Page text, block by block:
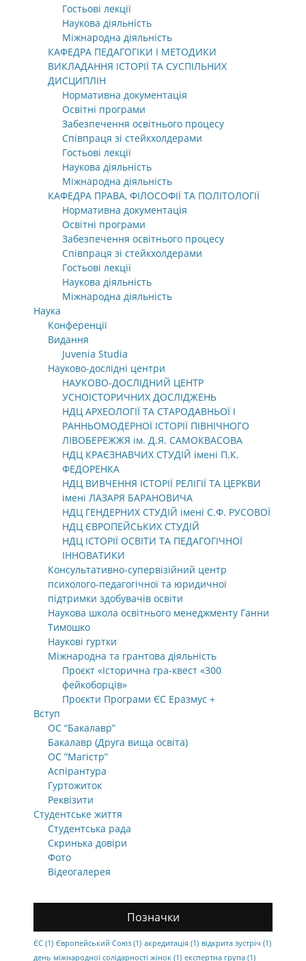
Гостьові лекції
Наукова діяльність
Міжнародна діяльність
КАФЕДРА ПЕДАГОГІКИ І МЕТОДИКИ
ВИКЛАДАННЯ ІСТОРІЇ ТА СУСПІЛЬНИХ
ДИСЦИПЛІН
Нормативна документація
Освітні програми
Забезпечення освітнього процесу
Співпраця зі стейкхолдерами
Гостьові лекції
Наукова діяльність
Міжнародна діяльність
КАФЕДРА ПРАВА, ФІЛОСОФІЇ ТА ПОЛІТОЛОГІЇ
Нормативна документація
Освітні програми
Забезпечення освітнього процесу
Співпраця зі стейкхолдерами
Гостьові лекції
Наукова діяльність
Міжнародна діяльність
Наука
Конференції
Видання
Juvenia Studia
Науково-дослідні центри
НАУКОВО-ДОСЛІДНИЙ ЦЕНТР
УСНОІСТОРИЧНИХ ДОСЛІДЖЕНЬ
НДЦ АРХЕОЛОГІЇ ТА СТАРОДАВНЬОЇ І
РАННЬОМОДЕРНОЇ ІСТОРІЇ ПІВНІЧНОГО
ЛІВОБЕРЕЖЖЯ ім. Д.Я. САМОКВАСОВА
НДЦ КРАЄЗНАВЧИХ СТУДІЙ імені П.К.
ФЕДОРЕНКА
НДЦ ВИВЧЕННЯ ІСТОРІЇ РЕЛІГІЇ ТА ЦЕРКВИ
імені ЛАЗАРЯ БАРАНОВИЧА
НДЦ ГЕНДЕРНИХ СТУДІЙ імені С.Ф. РУСОВОЇ
НДЦ ЄВРОПЕЙСЬКИХ СТУДІЙ
НДЦ ІСТОРІЇ ОСВІТИ ТА ПЕДАГОГІЧНОЇ
ІННОВАТИКИ
Консультативно-супервізійний центр
психолого-педагогічної та юридичної
підтримки здобувачів освіти
Наукова школа освітнього менеджменту Ганни
Тимошко
Наукові гуртки
Міжнародна та грантова діяльність
Проєкт «Історична гра-квест «300
фейкоборців»
Проєкти Програми ЄС Еразмус +
Вступ
ОС “Бакалавр”
Бакалавр (Друга вища освіта)
ОС “Магістр”
Аспірантура
Гуртожиток
Реквізити
Студентське життя
Студентська рада
Скринька довіри
Фото
Відеогалерея
Позначки
ЄС (1) Європейський Союз (1) акредитація (1) відкрита зустріч (1)
день міжнародної солідарності жінок (1) експертна група (1)